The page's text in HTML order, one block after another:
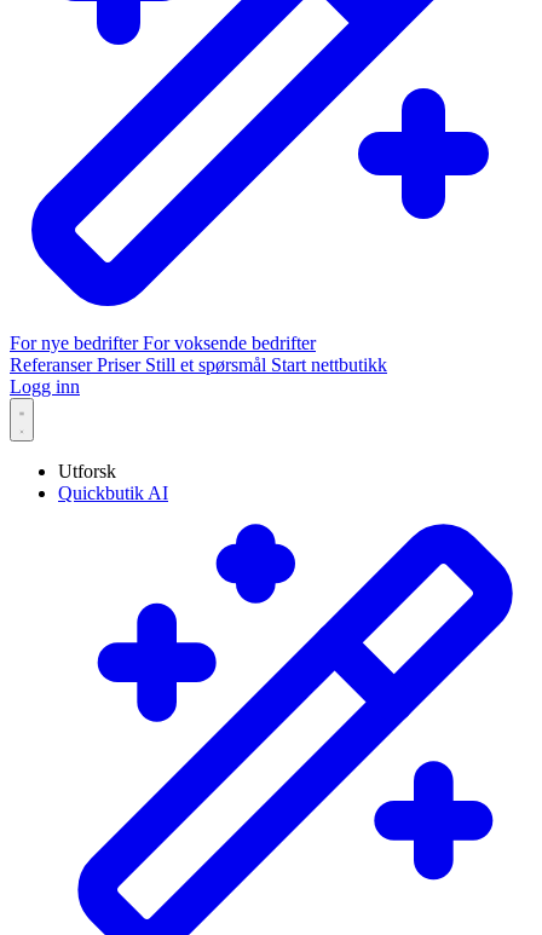
For nye bedrifterFor voksende bedrifter
ReferanserPriser Still et spørsmål Start nettbutikk
Logg inn
Utforsk
Quickbutik AI